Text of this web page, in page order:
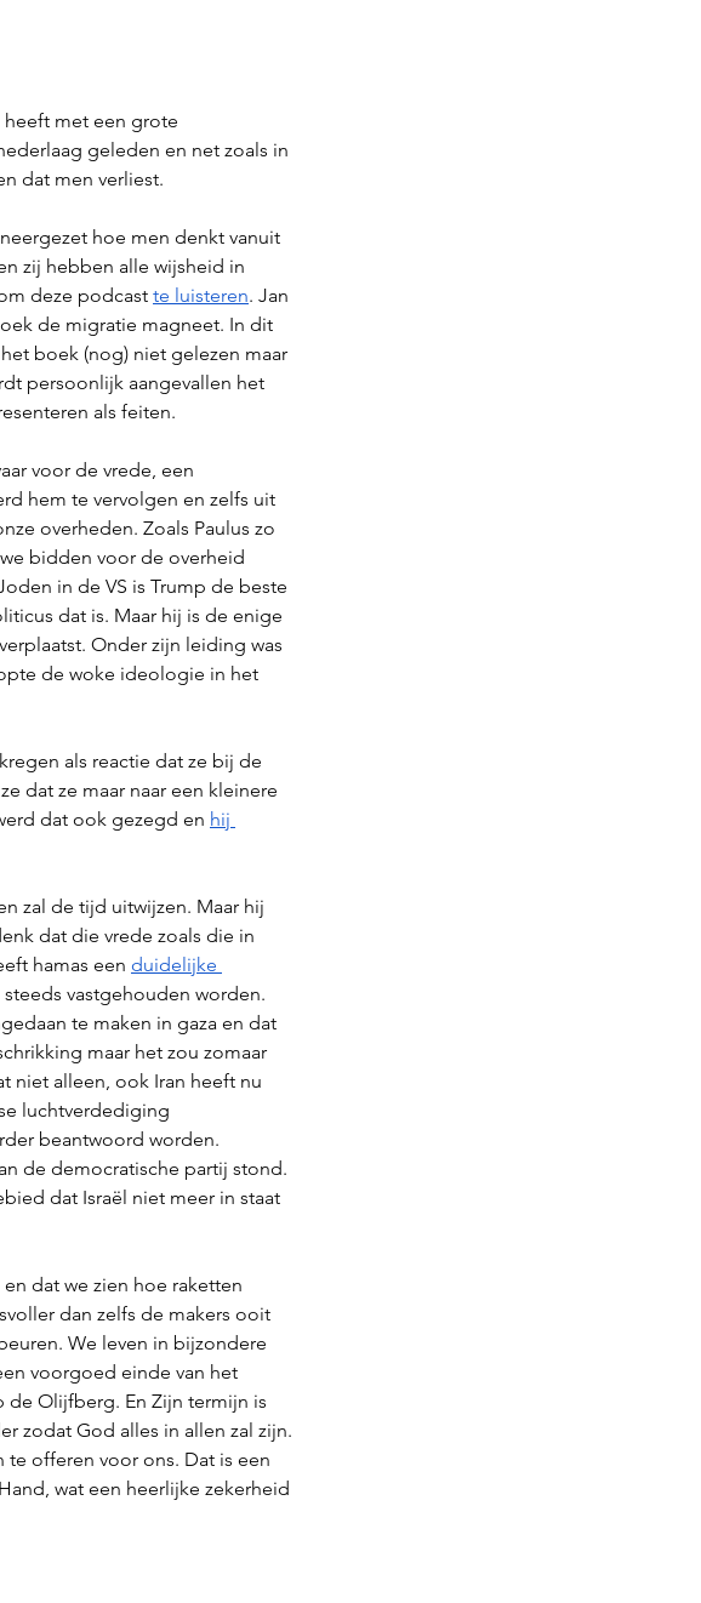
heeft met een grote
geleden en net zoals in
dat men verliest.
hoe men denkt vanuit
zij hebben alle wijsheid in
deze podcast te luisteren. Jan
de migratie magneet. In dit
boek (nog) niet gelezen maar
persoonlijk aangevallen het
als feiten.
voor de vrede, een
hem te vervolgen en zelfs uit
overheden. Zoals Paulus zo
bidden voor de overheid
in de VS is Trump de beste
dat is. Maar hij is de enige
Onder zijn leiding was
de woke ideologie in het
als reactie dat ze bij de
dat ze maar naar een kleinere
dat ook gezegd en hij
zal de tijd uitwijzen. Maar hij
dat die vrede zoals die in
hamas een duidelijke
vastgehouden worden.
te maken in gaza en dat
maar het zou zomaar
niet alleen, ook Iran heeft nu
luchtverdediging
beantwoord worden.
de democratische partij stond.
dat Israël niet meer in staat
dat we zien hoe raketten
dan zelfs de makers ooit
We leven in bijzondere
voorgoed einde van het
de Olijfberg. En Zijn termijn is
zodat God alles in allen zal zijn.
offeren voor ons. Dat is een
wat een heerlijke zekerheid